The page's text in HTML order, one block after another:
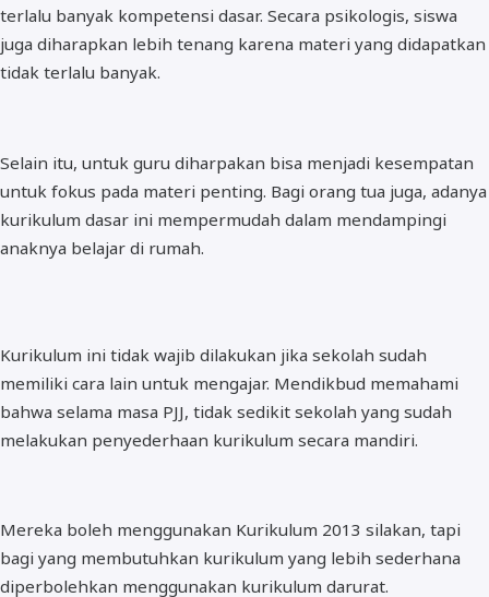
terlalu banyak kompetensi dasar. Secara psikologis, siswa
juga diharapkan lebih tenang karena materi yang didapatkan
tidak terlalu banyak.
Selain itu, untuk guru diharpakan bisa menjadi kesempatan
untuk fokus pada materi penting. Bagi orang tua juga, adanya
kurikulum dasar ini mempermudah dalam mendampingi
anaknya belajar di rumah.
Kurikulum ini tidak wajib dilakukan jika sekolah sudah
memiliki cara lain untuk mengajar. Mendikbud memahami
bahwa selama masa PJJ, tidak sedikit sekolah yang sudah
melakukan penyederhaan kurikulum secara mandiri.
Mereka boleh menggunakan Kurikulum 2013 silakan, tapi
bagi yang membutuhkan kurikulum yang lebih sederhana
diperbolehkan menggunakan kurikulum darurat.